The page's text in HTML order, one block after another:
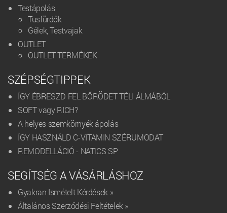
Testápolás
Tusfürdők
Gélek, Testvajak
OUTLET
OUTLET TERMÉKEK
SZÉPSÉGTIPPEK
ÍGY ÉBRESZD FEL BŐRÖDET TÉLI ÁLMÁBÓL
SOFT vagy RICH?
A helyes szemkörnyék ápolás
ÍGY HASZNÁLD C-VITAMIN SZÉRUMODAT
REMODELLÁCIÓ - NATICS SP
SEGÍTSÉG A VÁSÁRLÁSHOZ
Gyakran Ismételt Kérdések »
Általános Szerződési Feltételek »